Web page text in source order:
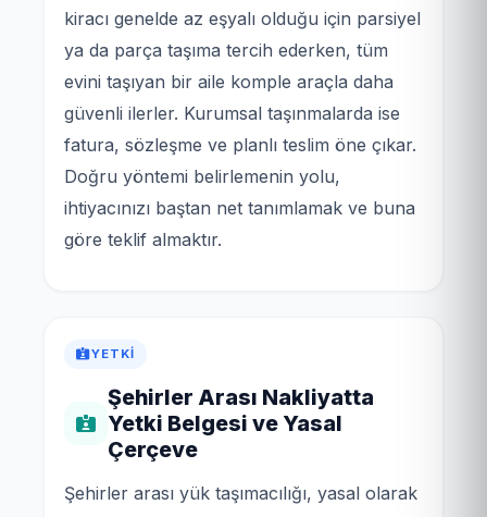
kiracı genelde az eşyalı olduğu için parsiyel
ya da parça taşıma tercih ederken, tüm
evini taşıyan bir aile komple araçla daha
güvenli ilerler. Kurumsal taşınmalarda ise
fatura, sözleşme ve planlı teslim öne çıkar.
Doğru yöntemi belirlemenin yolu,
ihtiyacınızı baştan net tanımlamak ve buna
göre teklif almaktır.
YETKI
Şehirler Arası Nakliyatta
Yetki Belgesi ve Yasal
Çerçeve
Şehirler arası yük taşımacılığı, yasal olarak